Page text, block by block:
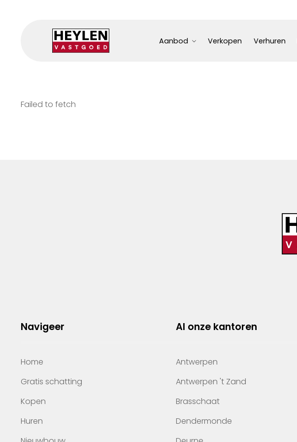
Aanbod Verkopen Verhuren
Failed to fetch
Navigeer
Home
Gratis schatting
Kopen
Huren
Al onze kantoren
Antwerpen
Antwerpen 't Zand
Brasschaat
Dendermonde